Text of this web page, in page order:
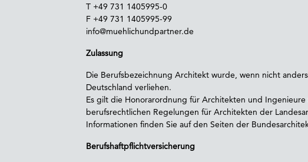
T +49 731 1405995-0
F +49 731 1405995-99
info@muehlichundpartner.de
Zulassung
Die Berufsbezeichnung Architekt wurde, wenn nicht
Deutschland verliehen.
Es gilt die Honorarordnung für Architekten und
berufsrechtlichen Regelungen für Architekten der
Informationen finden Sie auf den Seiten der
Berufshaftpflichtversicherung